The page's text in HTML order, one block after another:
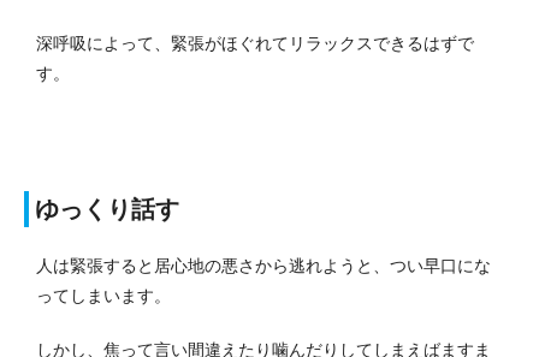
深呼吸によって、緊張がほぐれてリラックスできるはずで
す。
ゆっくり話す
人は緊張すると居心地の悪さから逃れようと、つい早口にな
ってしまいます。
しかし、焦って言い間違えたり噛んだりしてしまえばますま